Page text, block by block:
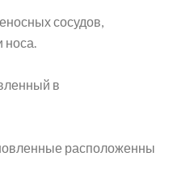
сосудов,
носа.
в
расположенны